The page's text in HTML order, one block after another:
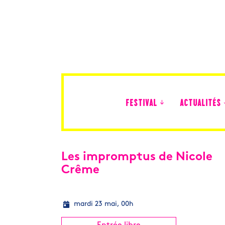
FESTIVAL ACTUALITÉS
Les impromptus de Nicole
Crême
mardi 23 mai, 00h